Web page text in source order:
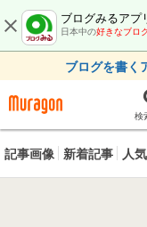
ブログみるアプ
日本中の好きなブロ
ブログを書く
検
記事画像 新着記事 人